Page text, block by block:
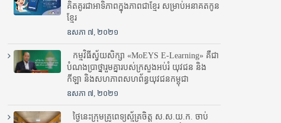
គិតគូរជាអាទិភាពក្នុងភាពជាខ្មែរ សម្រាប់អនាគតកូន
ខ្មែរ
ឧសភា ៧, ២០២១
កម្មវិធីស្វ័យសិក្សា «MoEYS E-Learning» គឺជា
បំណងប្រាថ្នារួមគ្នារបស់ក្រសួងអប់រំ​ យុវជន និង
កីឡា និងសហភាពសហព័ន្ធយុវជនកម្ពុជា
ឧសភា ៧, ២០២១
ថ្ងៃនេះក្រុមគ្រូពេទ្យស្ម័គ្រចិត្ត ស.ស.យ.ក. ចាប់